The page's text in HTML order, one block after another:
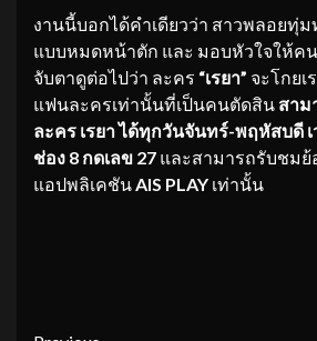
งานนี้บอกได้คำเดียวว่า สาวพลอยทุ่
แบบหมดหน้าตัก และ มอบหัวใจให้ค
จับตาดูต่อไปว่า ละคร “เรยา” จะโกย
แฟนละครเท่านั้นที่เป็นคนตัดสิน สาม
ละคร เรยา ได้ทุกวันจันทร์-พฤหัสบดี เ
ช่อง 8 กดเลข 27 และสามารถรับชมย้
แอปพลิเคชัน AIS PLAY เท่านั้น